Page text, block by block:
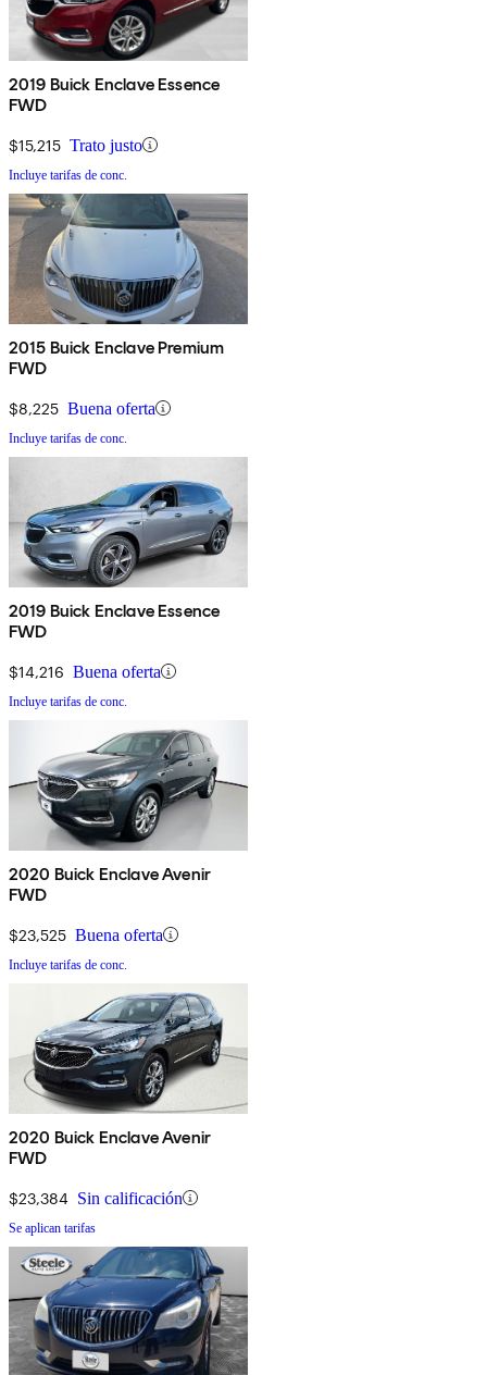
2019 Buick Enclave Essence
FWD
$15,215 Trato justo
Incluye tarifas de conc.
2015 Buick Enclave Premium
FWD
$8,225 Buena oferta
Incluye tarifas de conc.
2019 Buick Enclave Essence
FWD
$14,216 Buena oferta
Incluye tarifas de conc.
2020 Buick Enclave Avenir
FWD
$23,525 Buena oferta
Incluye tarifas de conc.
2020 Buick Enclave Avenir
FWD
$23,384 Sin calificación
Se aplican tarifas